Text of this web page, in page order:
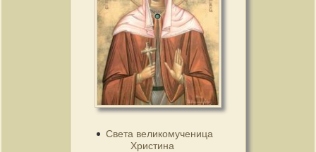
Света великомученица
Христина